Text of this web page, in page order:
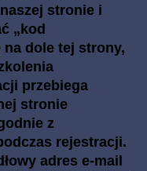
stronie i
„kod
dole tej strony,
przebiega
stronie
z
rejestracji.
adres e-mail